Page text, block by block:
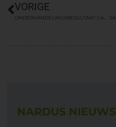
VORIGE
NARDUS NIEUWS